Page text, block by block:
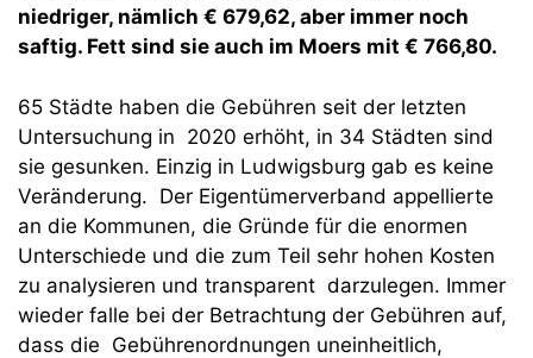
niedriger, nämlich € 679,62, aber immer noch
saftig. Fett sind sie auch im Moers mit € 766,80.
65 Städte haben die Gebühren seit der letzten
Untersuchung in 2020 erhöht, in 34 Städten sind
sie gesunken. Einzig in Ludwigsburg gab es keine
Veränderung. Der Eigentümerverband appellierte
an die Kommunen, die Gründe für die enormen
Unterschiede und die zum Teil sehr hohen Kosten
zu analysieren und transparent darzulegen. Immer
wieder falle bei der Betrachtung der Gebühren auf,
dass die Gebührenordnungen uneinheitlich,